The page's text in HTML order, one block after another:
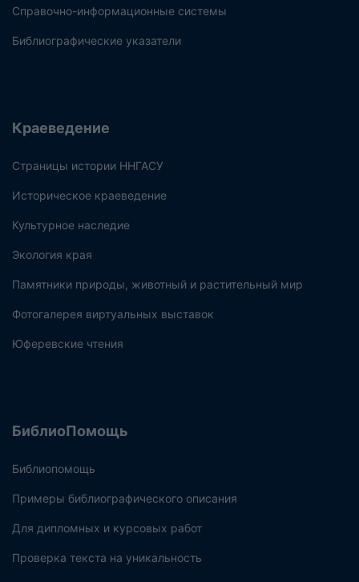
Справочно-информационные системы
Библиографические указатели
Краеведение
Страницы истории ННГАСУ
Историческое краеведение
Культурное наследие
Экология края
Памятники природы, животный и растительный мир
Фотогалерея виртуальных выставок
Юферевские чтения
БиблиоПомощь
Библиопомощь
Примеры библиографического описания
Для дипломных и курсовых работ
Проверка текста на уникальность